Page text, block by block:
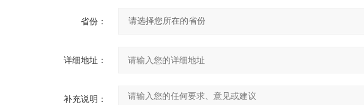
省份：
详细地址：
补充说明：